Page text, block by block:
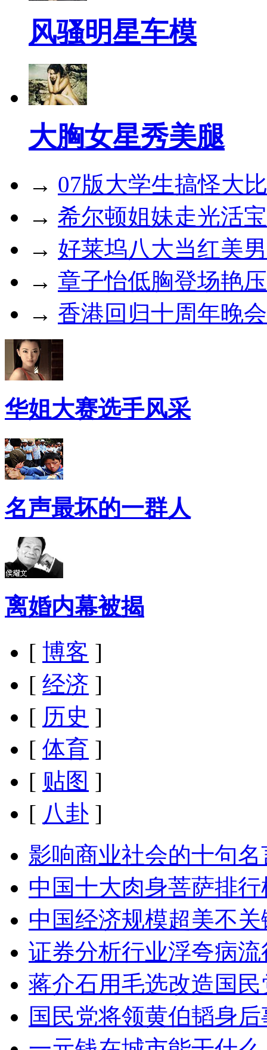
风骚明星车模
大胸女星秀美腿
→ 07版大学生搞怪大
→ 希尔顿姐妹走光活宝
→ 好莱坞八大当红美男
→ 章子怡低胸登场艳
→ 香港回归十周年晚会
华姐大赛选手风采
名声最坏的一群人
离婚内幕被揭
[ 博客 ]
[ 经济 ]
[ 历史 ]
[ 体育 ]
[ 贴图 ]
[ 八卦 ]
影响商业社会的十句名
中国十大肉身菩萨排行
中国经济规模超美不关
证券分析行业浮夸病流
蒋介石用毛选改造国民
国民党将领黄伯韬身后